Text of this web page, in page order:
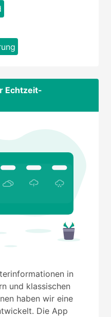
Echtzeit-
in
und klassischen
haben wir eine
Die App